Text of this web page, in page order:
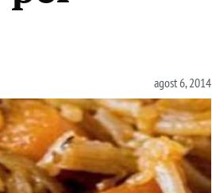
agost 6, 2014